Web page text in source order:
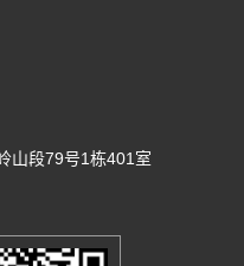
山段79号1栋401室